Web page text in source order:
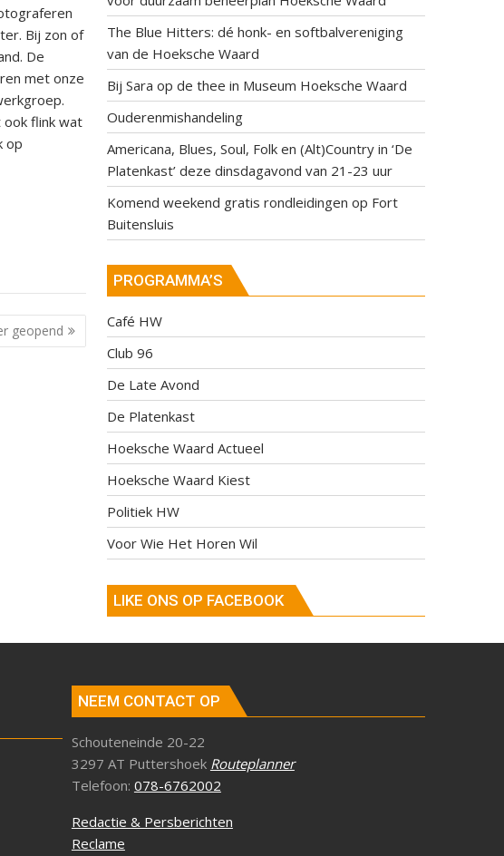
Bij zon of
De
met onze
flink wat
op
geopend
The Blue Hitters: dé honk- en softbalvereniging
van de Hoeksche Waard
Bij Sara op de thee in Museum Hoeksche Waard
Ouderenmishandeling
Americana, Blues, Soul, Folk en (Alt)Country in ‘De
Platenkast’ deze dinsdagavond van 21-23 uur
Komend weekend gratis rondleidingen op Fort
Buitensluis
PROGRAMMA’S
Café HW
Club 96
De Late Avond
De Platenkast
Hoeksche Waard Actueel
Hoeksche Waard Kiest
Politiek HW
Voor Wie Het Horen Wil
LIKE ONS OP FACEBOOK
NEEM CONTACT OP
Schouteneinde 20-22
3297 AT Puttershoek Routeplanner
Telefoon: 078-6762002
Redactie & Persberichten
Reclame